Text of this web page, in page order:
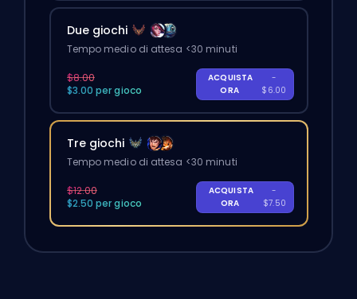
Due giochi
Tempo medio di attesa <30 minuti
$8.00
$3.00 per gioco
ACQUISTA
ORA
-
$6.00
Tre giochi
Tempo medio di attesa <30 minuti
$12.00
$2.50 per gioco
ACQUISTA
ORA
-
$7.50